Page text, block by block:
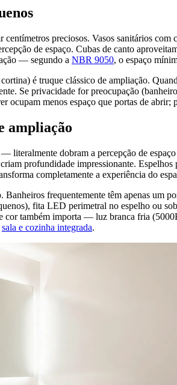
preciosos. Vasos sanitários
de espaço. Cubas de canto
— segundo a NBR 9050, o espaço
é truque clássico de ampliação.
Se privacidade for preocupação
ocupam menos espaço que portas de
ampliação
literalmente dobram a percepção de
profundidade impressionante.
completamente a experiência do
frequentemente têm apenas um
fita LED perimetral no espelho ou
cor também importa — luz branca fria
sala e cozinha integrada.